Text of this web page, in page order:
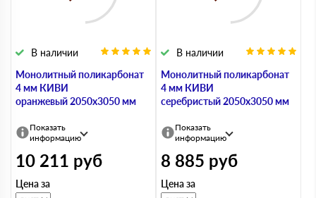
Монолитный поликарбонат
4 мм КИВИ
оранжевый 2050х3050 мм
В наличии
Показать
информацию
10 211 руб
Цена за
Монолитный поликарбонат
4 мм КИВИ
серебристый 2050х3050 мм
В наличии
Показать
информацию
8 885 руб
Цена за